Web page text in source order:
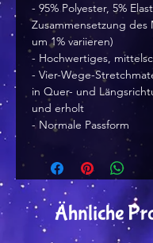
- 95% Polyester, 5%
Zusammensetzung des
um 1% variieren)
- Hochwertiges,
- Vier-Wege-
in Quer- und
und erholt
- Normale Passform
Ähnliche